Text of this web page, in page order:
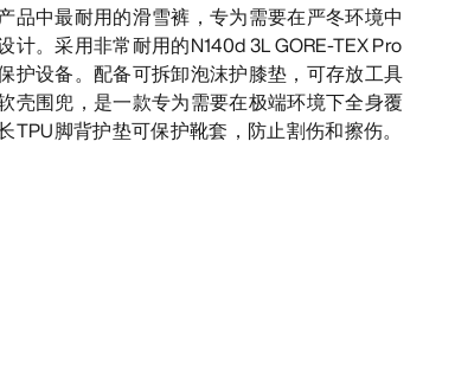
品中最耐用的滑雪裤，专为需要在严冬环境中
。采用非常耐用的N140d 3L GORE-TEX Pro
护设备。配备可拆卸泡沫护膝垫，可存放工具
壳围兜，是一款专为需要在极端环境下全身覆
脚背护垫可保护靴套，防止割伤和擦伤。